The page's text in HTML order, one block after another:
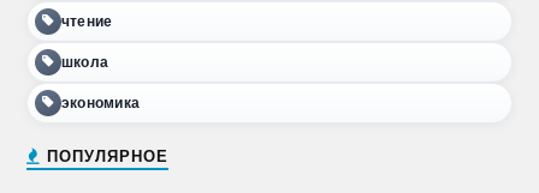
чтение
школа
экономика
ПОПУЛЯРНОЕ